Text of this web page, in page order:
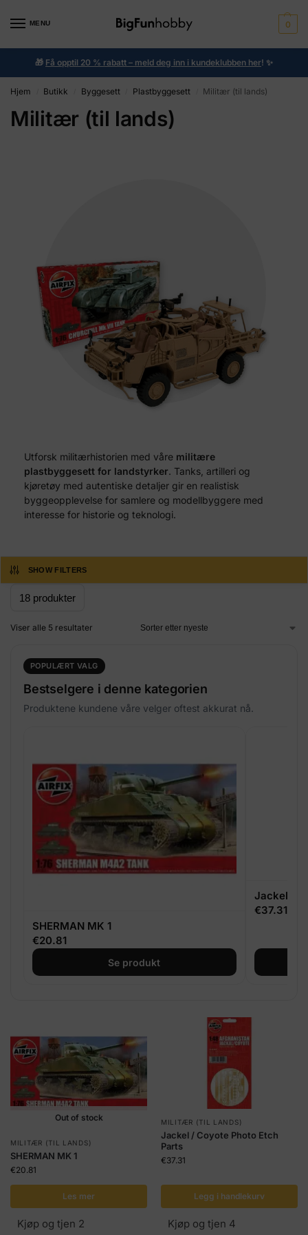
MENU 0
🎁 Få opptil 20 % rabatt – meld deg inn i kundeklubben her! ✨
Hjem Butikk Byggesett Plastbyggesett Militær (til lands)
Militær (til lands)
Utforsk militærhistorien med våre militære
plastbyggesett for landstyrker. Tanks, artilleri og
kjøretøy med autentiske detaljer gir en realistisk
byggeopplevelse for samlere og modellbyggere med
interesse for historie og teknologi.
SHOW FILTERS
Viser alle 5 resultater
POPULÆRT VALG
Bestselgere i denne kategorien
Produktene kundene våre velger oftest akkurat nå.
SHERMAN MK 1
€20.81
Se produkt
Jackel /
€37.31
Out of stock
MILITÆR (TIL LANDS)
SHERMAN MK 1
€20.81
Les mer
Kjøp og tjen 2
MILITÆR (TIL LANDS)
Jackel / Coyote Photo Etch
Parts
€37.31
Legg i handlekurv
Kjøp og tjen 4